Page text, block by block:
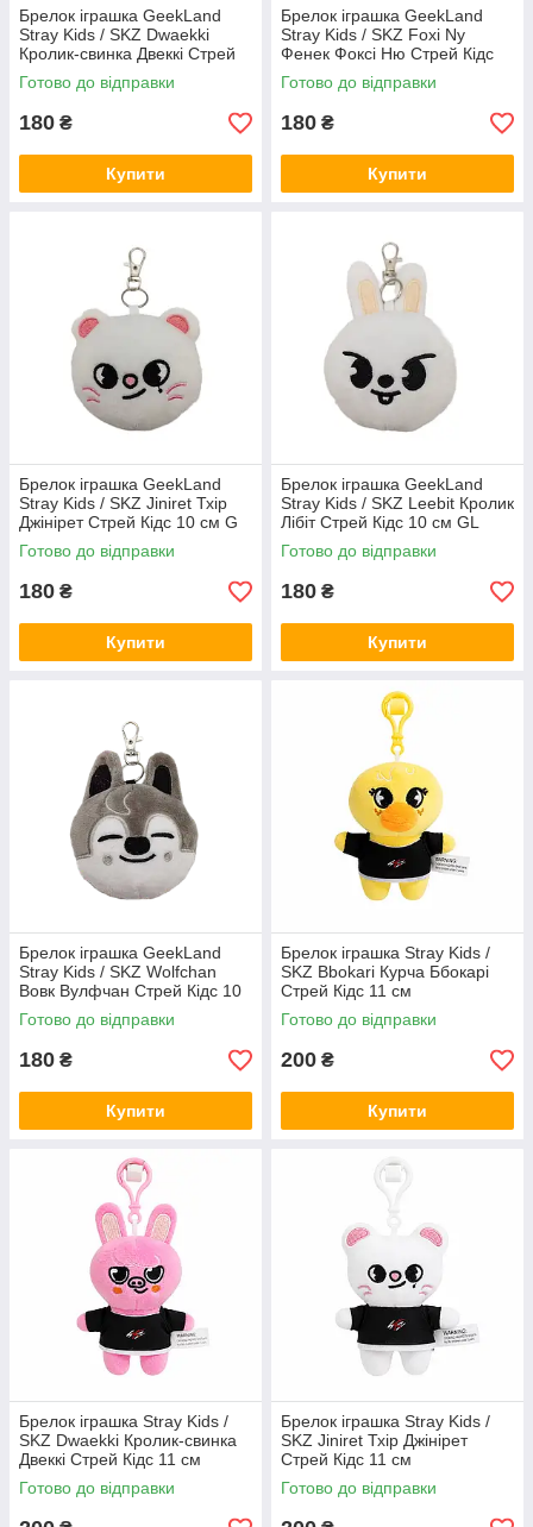
Брелок іграшка GeekLand
Stray Kids / SKZ Dwaekki
Кролик-свинка Двеккі Стрей
Кідс 10 см G SKZ D05
Готово до відправки
180 ₴
Купити
Брелок іграшка GeekLand
Stray Kids / SKZ Foxi Ny
Фенек Фоксі Ню Стрей Кідс
10 см G SKZ FN07
Готово до відправки
180 ₴
Купити
Брелок іграшка GeekLand
Stray Kids / SKZ Jiniret Тхір
Джінірет Стрей Кідс 10 см G
SKZ J08
Готово до відправки
180 ₴
Купити
Брелок іграшка GeekLand
Stray Kids / SKZ Leebit Кролик
Лібіт Стрей Кідс 10 см GL
SKZ L 06
Готово до відправки
180 ₴
Купити
Брелок іграшка GeekLand
Stray Kids / SKZ Wolfchan
Вовк Вулфчан Стрей Кідс 10
см G SKZ04
Готово до відправки
180 ₴
Купити
Брелок іграшка Stray Kids /
SKZ Bbokari Курча Ббокарі
Стрей Кідс 11 см
Готово до відправки
200 ₴
Купити
Брелок іграшка Stray Kids /
SKZ Dwaekki Кролик-свинка
Двеккі Стрей Кідс 11 см
Готово до відправки
Брелок іграшка Stray Kids /
SKZ Jiniret Тхір Джінірет
Стрей Кідс 11 см
Готово до відправки